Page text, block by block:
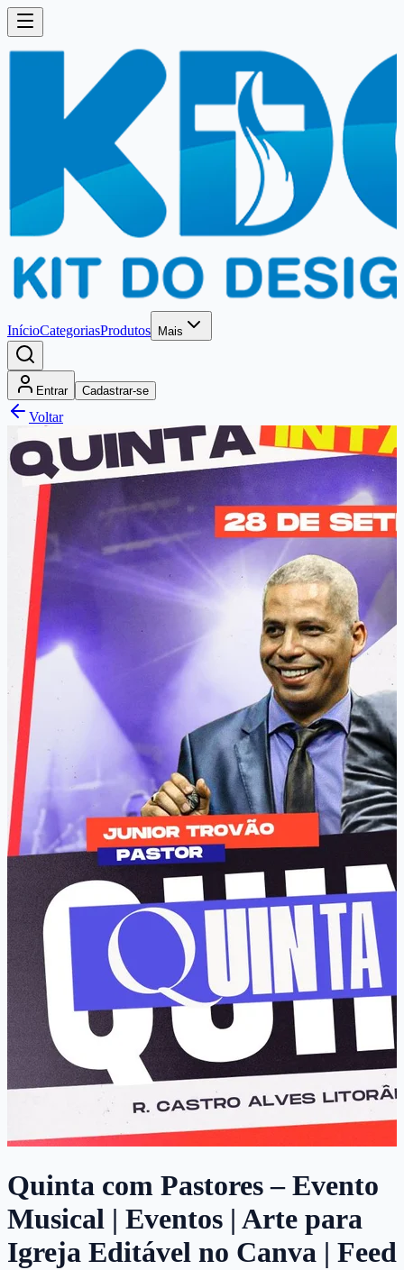
InícioCategoriasProdutos Mais
Entrar Cadastrar-se
Voltar
Quinta com Pastores – Evento
Musical | Eventos | Arte para
Igreja Editável no Canva | Feed